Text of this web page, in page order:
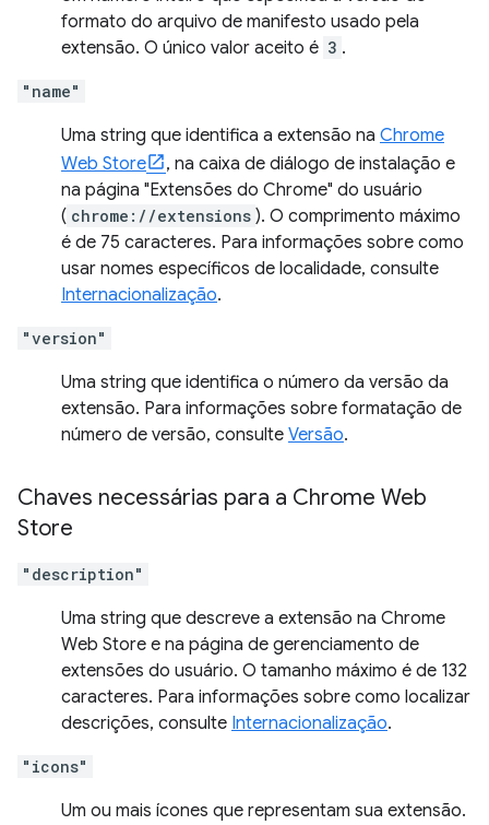
formato do arquivo de manifesto usado pela
extensão. O único valor aceito é 3 .
"name"
Uma string que identifica a extensão na Chrome
Web Store
, na caixa de diálogo de instalação e
na página "Extensões do Chrome" do usuário
( chrome://extensions ). O comprimento máximo
é de 75 caracteres. Para informações sobre como
usar nomes específicos de localidade, consulte
Internacionalização.
"version"
Uma string que identifica o número da versão da
extensão. Para informações sobre formatação de
número de versão, consulte Versão.
Chaves necessárias para a Chrome Web
Store
"description"
Uma string que descreve a extensão na Chrome
Web Store e na página de gerenciamento de
extensões do usuário. O tamanho máximo é de 132
caracteres. Para informações sobre como localizar
descrições, consulte Internacionalização.
"icons"
Um ou mais ícones que representam sua extensão.